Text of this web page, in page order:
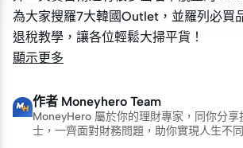
為大家搜羅7大韓國Outlet，並羅列必買
退稅教學，讓各位輕鬆大掃平貨！
為大家搜羅7大韓國Outlet，並羅列必買
退稅教學，讓各位輕鬆大掃平貨！
顯示更多
作者 Moneyhero Team
MoneyHero 屬於你的理財專家，同你分
士，一齊面對財務問題，助你實現人生不